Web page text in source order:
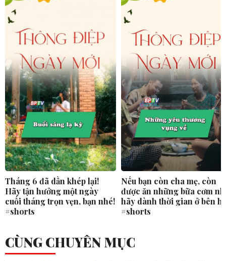
Tháng 6 đã dần khép lại!
Hãy tận hưởng một ngày
cuối tháng trọn vẹn, bạn nhé!
#shorts
Nếu bạn còn cha mẹ, còn
được ăn những bữa cơm
hãy dành thời gian ở bên
#shorts
CÙNG CHUYÊN MỤC